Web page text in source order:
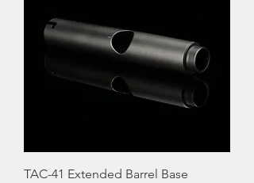
TAC-41 Extended Barrel Base